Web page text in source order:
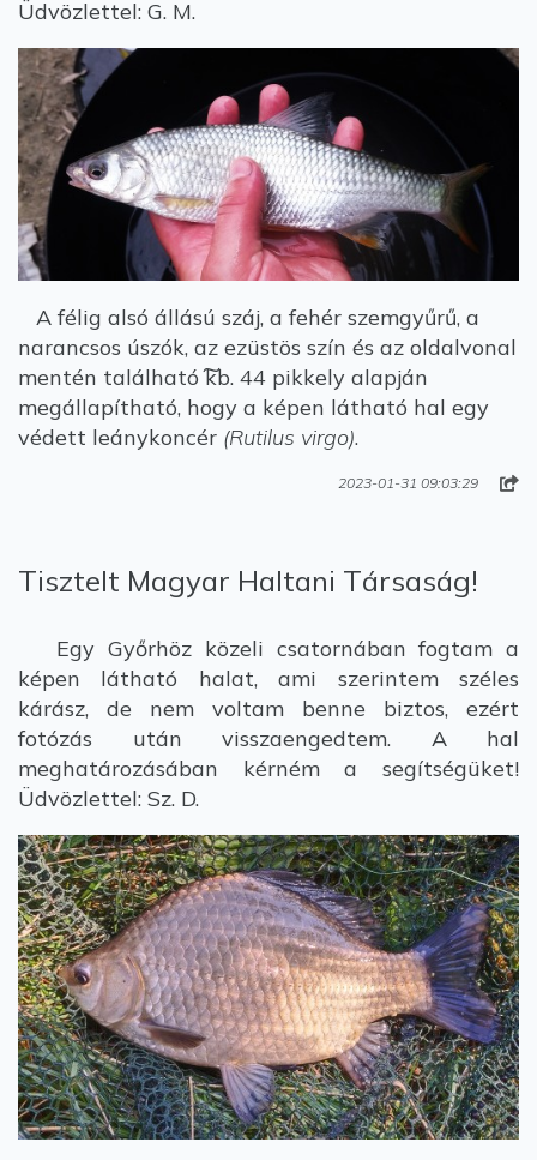
Üdvözlettel: G. M.
A félig alsó állású száj, a fehér szemgyűrű, a
narancsos úszók, az ezüstös szín és az oldalvonal
mentén található ͠kb. 44 pikkely alapján
megállapítható, hogy a képen látható hal egy
védett leánykoncér (Rutilus virgo).
2023-01-31 09:03:29
Tisztelt Magyar Haltani Társaság!
Egy Győrhöz közeli csatornában fogtam a
képen látható halat, ami szerintem széles
kárász, de nem voltam benne biztos, ezért
fotózás után visszaengedtem. A hal
meghatározásában kérném a segítségüket!
Üdvözlettel: Sz. D.